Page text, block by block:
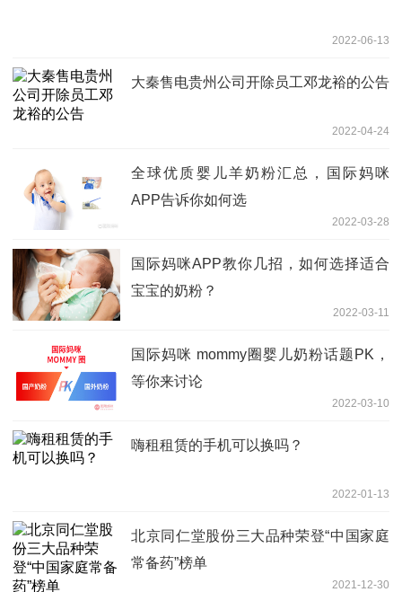
2022-06-13
大秦售电贵州公司开除员工邓龙裕的公告
2022-04-24
全球优质婴儿羊奶粉汇总，国际妈咪
APP告诉你如何选
2022-03-28
国际妈咪APP教你几招，如何选择适合
宝宝的奶粉？
2022-03-11
国际妈咪 mommy圈婴儿奶粉话题PK，
等你来讨论
2022-03-10
嗨租租赁的手机可以换吗？
2022-01-13
北京同仁堂股份三大品种荣登“中国家庭
常备药”榜单
2021-12-30